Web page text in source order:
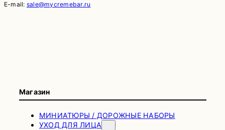
E-mail: sale@mycremebar.ru
Магазин
МИНИАТЮРЫ / ДОРОЖНЫЕ НАБОРЫ
УХОД ДЛЯ ЛИЦА